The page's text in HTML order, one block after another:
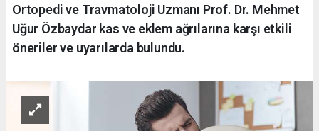
Ortopedi ve Travmatoloji Uzmanı Prof. Dr. Mehmet
Uğur Özbaydar kas ve eklem ağrılarına karşı etkili
öneriler ve uyarılarda bulundu.